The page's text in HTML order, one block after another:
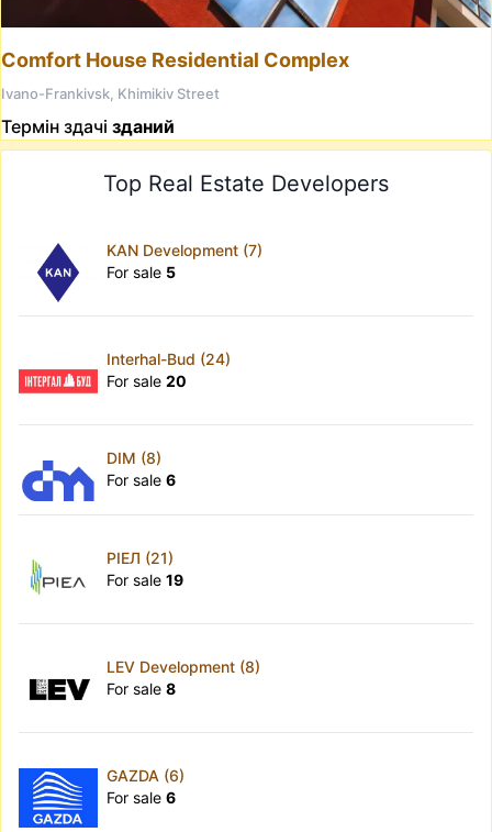
Comfort House Residential Complex
Ivano-Frankivsk, Khimikiv Street
Термін здачі зданий
Top Real Estate Developers
KAN Development (7)
For sale 5
Interhal-Bud (24)
For sale 20
DIM (8)
For sale 6
РІЕЛ (21)
For sale 19
LEV Development (8)
For sale 8
GAZDA (6)
For sale 6